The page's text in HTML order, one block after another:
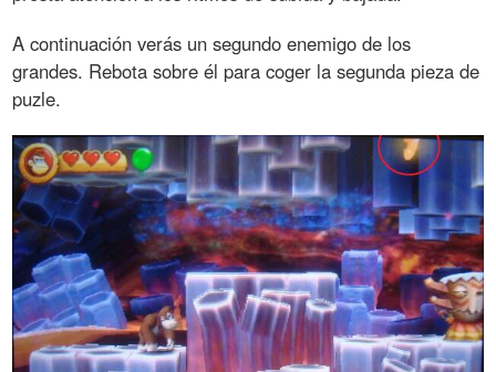
A continuación verás un segundo enemigo de los
grandes. Rebota sobre él para coger la segunda pieza de
puzle.